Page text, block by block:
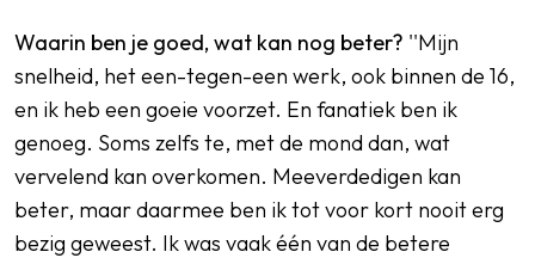
Waarin ben je goed, wat kan nog beter? ''Mijn
snelheid, het een-tegen-een werk, ook binnen de 16,
en ik heb een goeie voorzet. En fanatiek ben ik
genoeg. Soms zelfs te, met de mond dan, wat
vervelend kan overkomen. Meeverdedigen kan
beter, maar daarmee ben ik tot voor kort nooit erg
bezig geweest. Ik was vaak één van de betere